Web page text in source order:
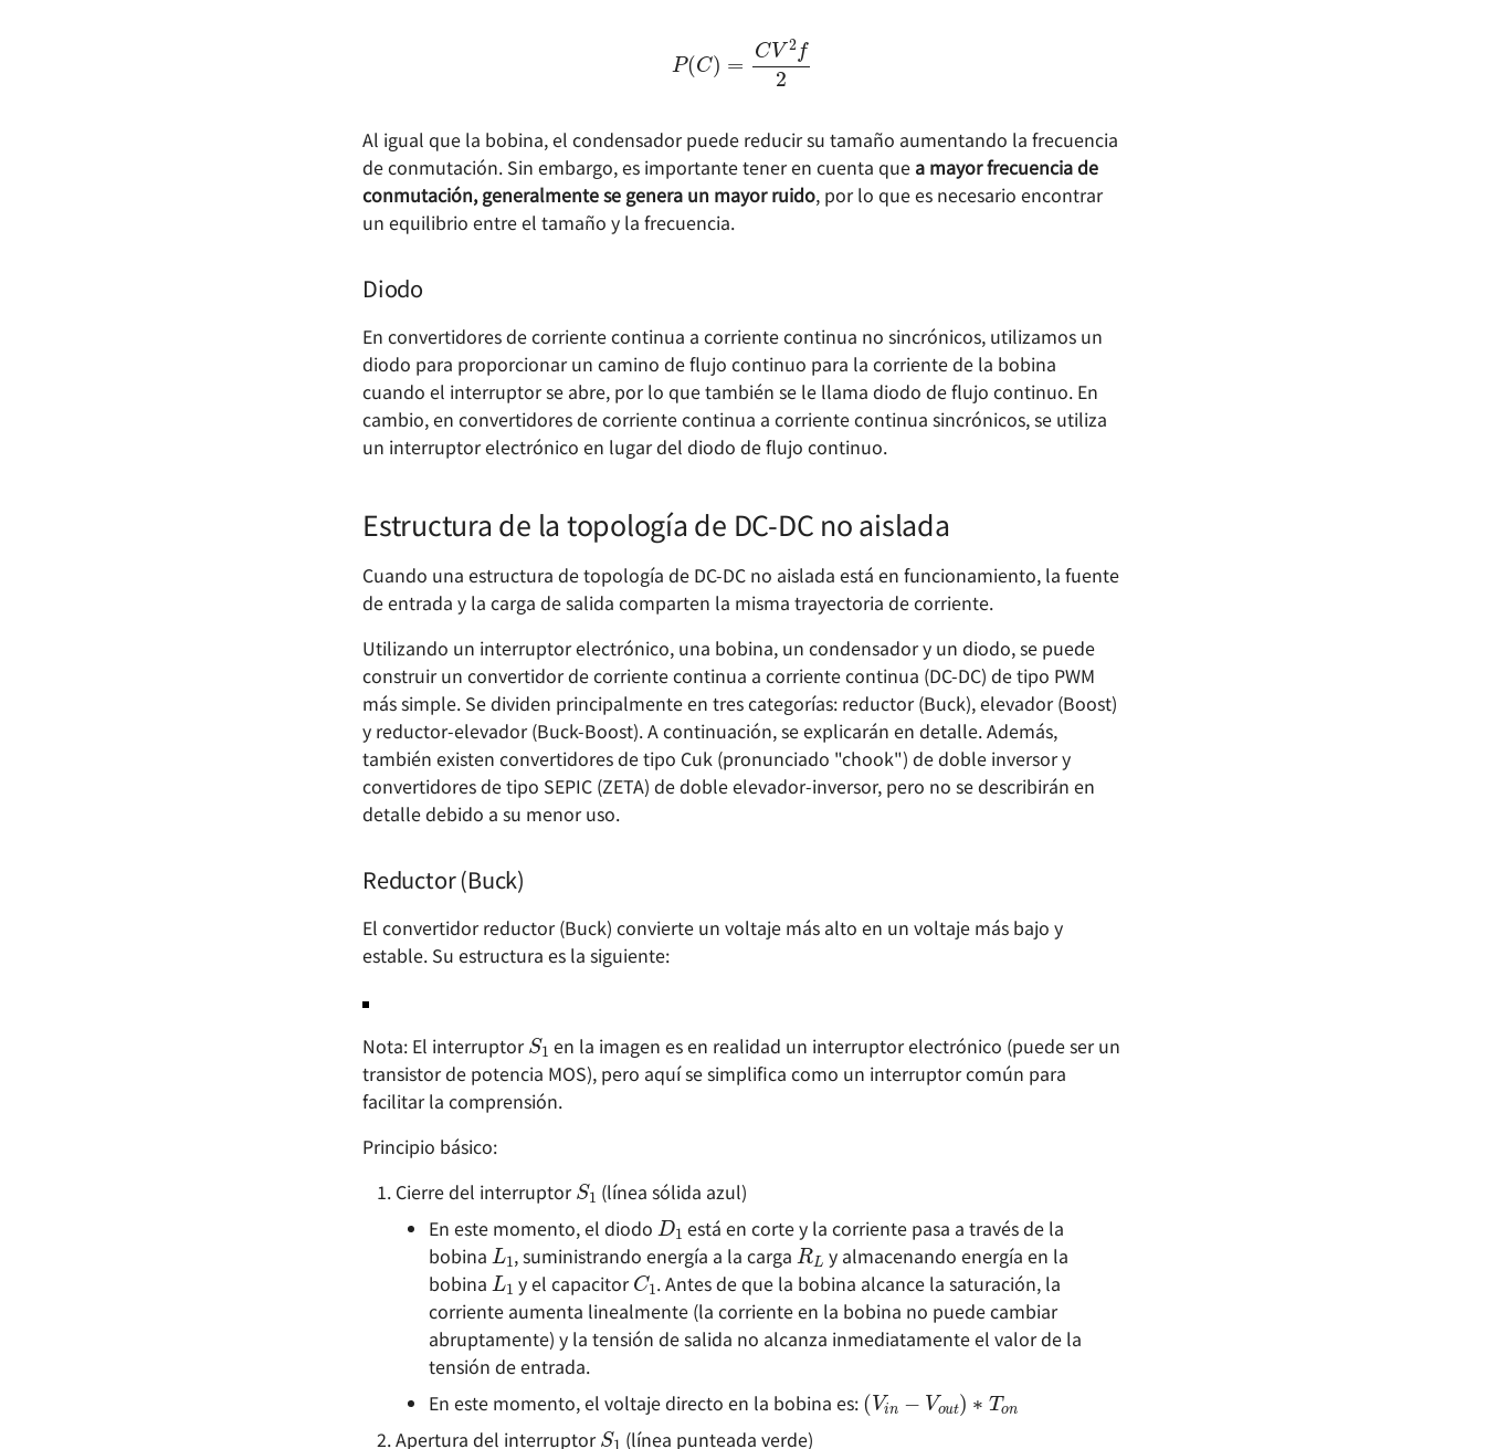
CV2f2
Al igual que la bobina, el condensador puede reducir su tamaño aumentando la frecuencia
de conmutación. Sin embargo, es importante tener en cuenta que a mayor frecuencia de
conmutación, generalmente se genera un mayor ruido, por lo que es necesario encontrar
un equilibrio entre el tamaño y la frecuencia.
Diodo
En convertidores de corriente continua a corriente continua no sincrónicos, utilizamos un
diodo para proporcionar un camino de flujo continuo para la corriente de la bobina
cuando el interruptor se abre, por lo que también se le llama diodo de flujo continuo. En
cambio, en convertidores de corriente continua a corriente continua sincrónicos, se utiliza
un interruptor electrónico en lugar del diodo de flujo continuo.
Estructura de la topología de DC-DC no aislada
Cuando una estructura de topología de DC-DC no aislada está en funcionamiento, la fuente
de entrada y la carga de salida comparten la misma trayectoria de corriente.
Utilizando un interruptor electrónico, una bobina, un condensador y un diodo, se puede
construir un convertidor de corriente continua a corriente continua (DC-DC) de tipo PWM
más simple. Se dividen principalmente en tres categorías: reductor (Buck), elevador (Boost)
y reductor-elevador (Buck-Boost). A continuación, se explicarán en detalle. Además,
también existen convertidores de tipo Cuk (pronunciado "chook") de doble inversor y
convertidores de tipo SEPIC (ZETA) de doble elevador-inversor, pero no se describirán en
detalle debido a su menor uso.
Reductor (Buck)
El convertidor reductor (Buck) convierte un voltaje más alto en un voltaje más bajo y
estable. Su estructura es la siguiente:
Nota: El interruptor
en la imagen es en realidad un interruptor electrónico (puede ser un
transistor de potencia MOS), pero aquí se simplifica como un interruptor común para
facilitar la comprensión.
Principio básico:
Cierre del interruptor
(línea sólida azul)
En este momento, el diodo
D1
está en corte y la corriente pasa a través de la
bobina
L1
, suministrando energía a la carga
RL
y almacenando energía en la
bobina
L1
y el capacitor
C1
. Antes de que la bobina alcance la saturación, la
corriente aumenta linealmente (la corriente en la bobina no puede cambiar
abruptamente) y la tensión de salida no alcanza inmediatamente el valor de la
tensión de entrada.
En este momento, el voltaje directo en la bobina es:
Apertura del interruptor
S1
(línea punteada verde)